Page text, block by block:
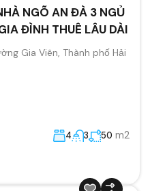
NGÕ AN ĐÀ 3 NGỦ
ĐÌNH THUÊ LÂU DÀI
Gia Viên, Thành phố Hải
4 3 50 m2